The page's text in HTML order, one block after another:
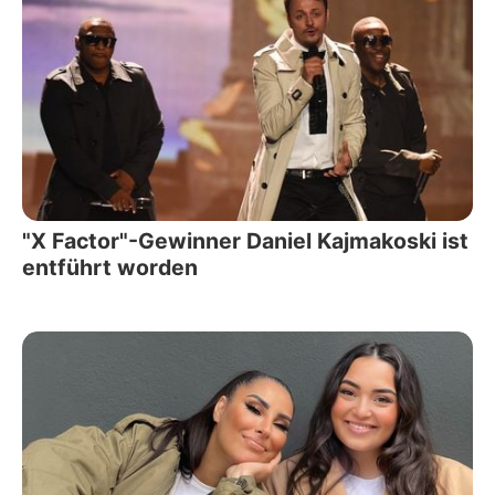
"X Factor"-Gewinner Daniel Kajmakoski ist
entführt worden